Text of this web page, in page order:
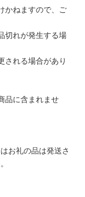
かねますので、ご
切れが発生する場
される場合があり
品に含まれませ
お礼の品は発送さ